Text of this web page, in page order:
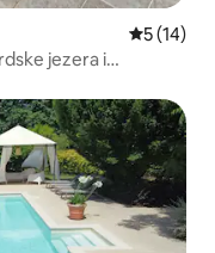
Prosječna
5 (14)
jezera i
„Odabrali gosti”